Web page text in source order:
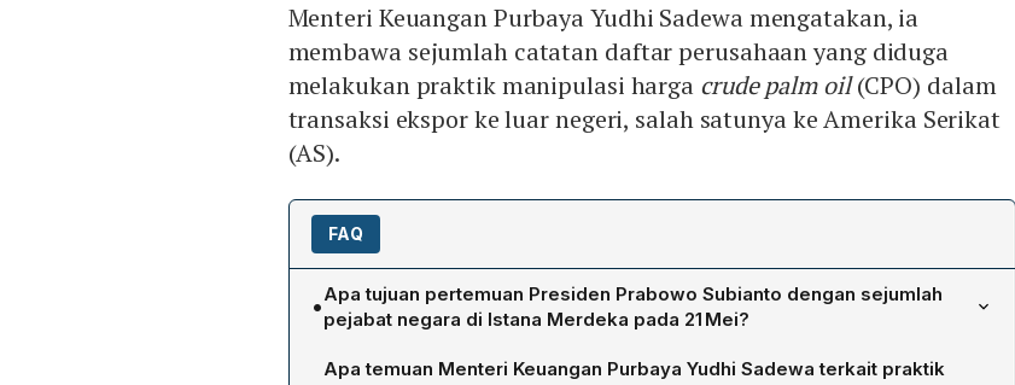
Menteri Keuangan Purbaya Yudhi Sadewa mengatakan, ia
membawa sejumlah catatan daftar perusahaan yang diduga
melakukan praktik manipulasi harga crude palm oil(CPO) dalam
transaksi ekspor ke luar negeri, salah satunya ke Amerika Serikat
(AS).
FAQ
•Apa tujuan pertemuan Presiden Prabowo Subianto dengan sejumlah
pejabat negara di Istana Merdeka pada 21 Mei?
Pertemuan tersebut dimaksudkan untuk mematangkan mekanisme kerja Badan
Apa temuan Menteri Keuangan Purbaya Yudhi Sadewa terkait praktik